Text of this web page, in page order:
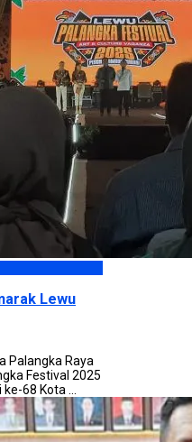
Lewu
Palangka Raya
Festival 2025
68 Kota ...